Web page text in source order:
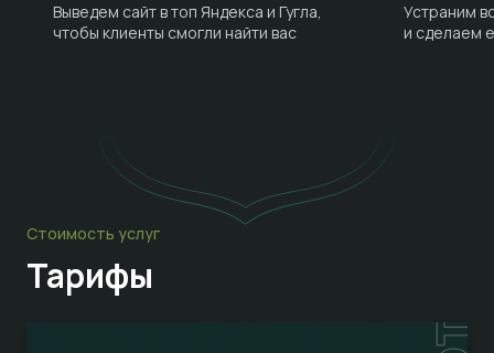
Выведем сайт в топ Яндекса и Гугла,
чтобы клиенты смогли найти вас
Устраним
и сделаем
Стоимость услуг
Тарифы